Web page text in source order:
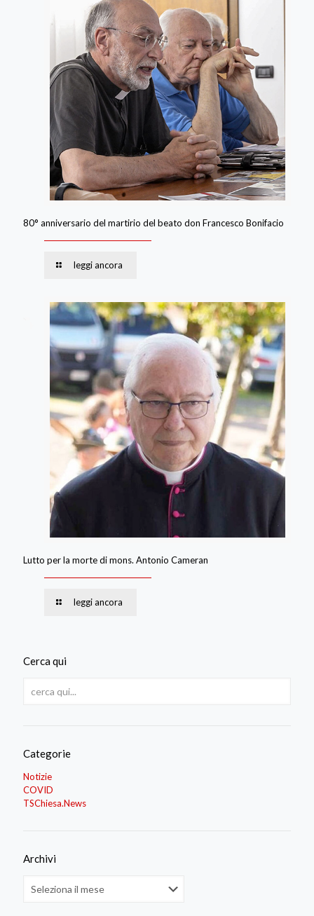
80° anniversario del martirio del beato don Francesco Bonifacio
leggi ancora
Lutto per la morte di mons. Antonio Cameran
leggi ancora
Cerca qui
Categorie
Notizie
COVID
TSChiesa.News
Archivi